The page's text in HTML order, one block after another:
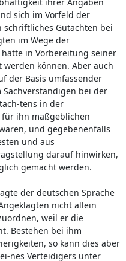
sich im Vorfeld der
Gutachten bei
im Wege der
in Vorbereitung seiner
können. Aber auch
der Basis umfassender
bei der
tens in der
ihn maßgeblichen
und gegebenenfalls
und aus
darauf hinwirken,
gemacht werden.
der deutschen Sprache
nicht allein
weil er die
Bestehen bei ihm
so kann dies aber
nes Verteidigers unter